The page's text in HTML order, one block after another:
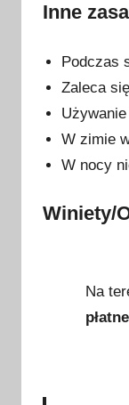
Inne
Podczas
Zaleca
W zimie
W nocy
Winiety/
Na